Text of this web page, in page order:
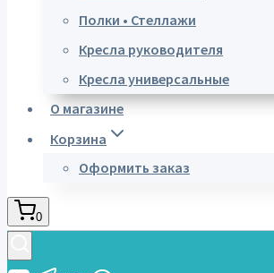
Полки • Стеллажи
Кресла руководителя
Кресла универсальные
О магазине
Корзина
Оформить заказ
0